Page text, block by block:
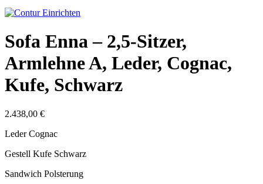
Sofa Enna – 2,5-Sitzer,
Armlehne A, Leder, Cognac,
Kufe, Schwarz
2.438,00 €
Leder Cognac
Gestell Kufe Schwarz
Sandwich Polsterung